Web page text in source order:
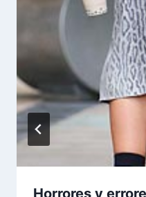
Horrores y